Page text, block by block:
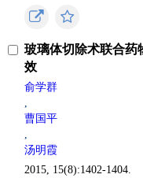
玻璃体切除术联合药
效
俞学群
,
曹国平
,
汤明霞
2015, 15(8):1402-1404.